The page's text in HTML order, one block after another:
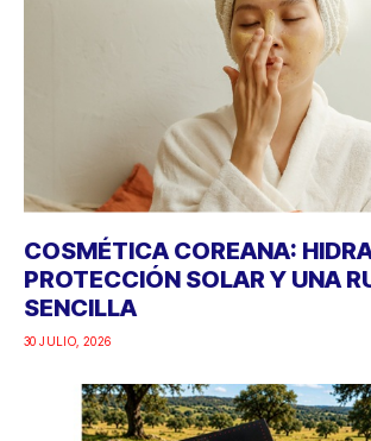
COSMÉTICA COREANA:
PROTECCIÓN SOLAR Y UNA
SENCILLA
30 JULIO, 2026